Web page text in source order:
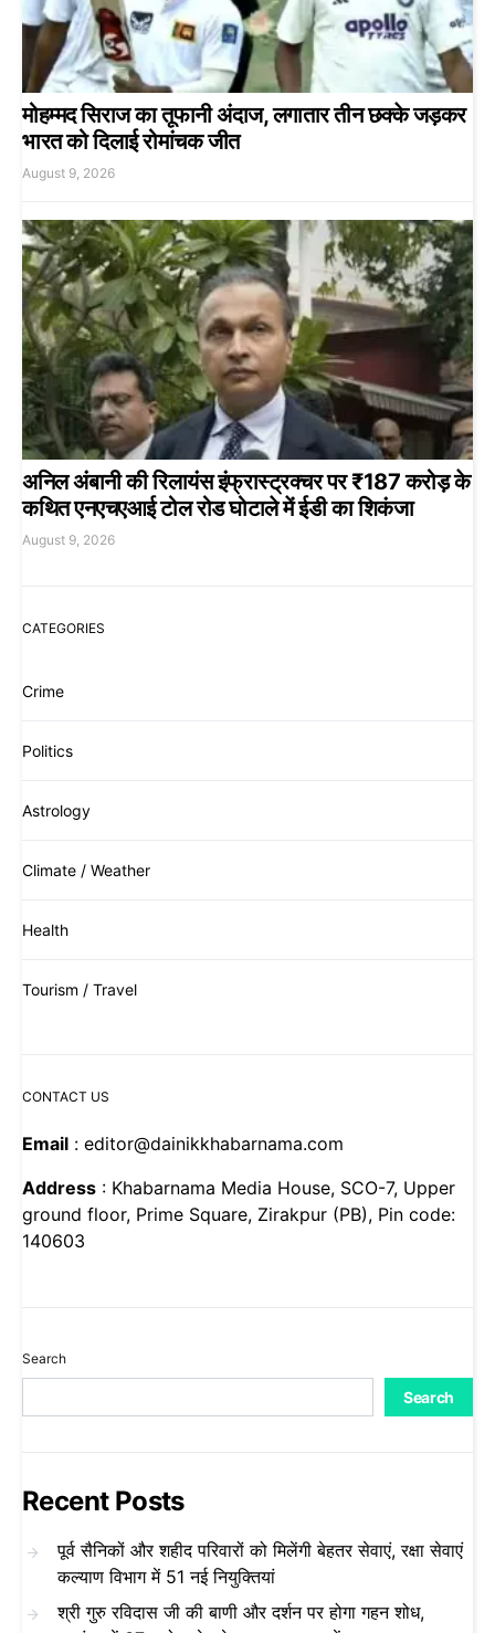
मोहम्मद सिराज का तूफानी अंदाज, लगातार तीन छक्के जड़कर
भारत को दिलाई रोमांचक जीत
August 9, 2026
अनिल अंबानी की रिलायंस इंफ्रास्ट्रक्चर पर ₹187 करोड़ के
कथित एनएचएआई टोल रोड घोटाले में ईडी का शिकंजा
August 9, 2026
CATEGORIES
Crime
Politics
Astrology
Climate / Weather
Health
Tourism / Travel
CONTACT US
Email : editor@dainikkhabarnama.com
Address : Khabarnama Media House, SCO-7, Upper
ground floor, Prime Square, Zirakpur (PB), Pin code:
140603
Search
Search
Recent Posts
पूर्व सैनिकों और शहीद परिवारों को मिलेंगी बेहतर सेवाएं, रक्षा सेवाएं
कल्याण विभाग में 51 नई नियुक्तियां
श्री गुरु रविदास जी की बाणी और दर्शन पर होगा गहन शोध,